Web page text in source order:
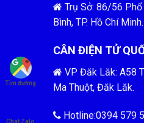
Trụ Sở: 86/56 Phổ
Bình, TP. Hồ Chí Minh.
CÂN ĐIỆN TỬ
VP Đăk Lăk: A58
Ma Thuột, Đăk Lăk.
Hotline:0394 579
Tìm đường
Chat Zalo